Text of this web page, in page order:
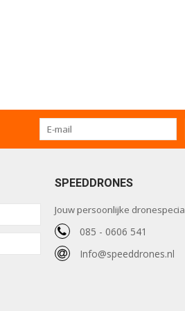
SPEEDDRONES
Jouw persoonlijke
085 - 0606 541
Info@speeddrones.nl